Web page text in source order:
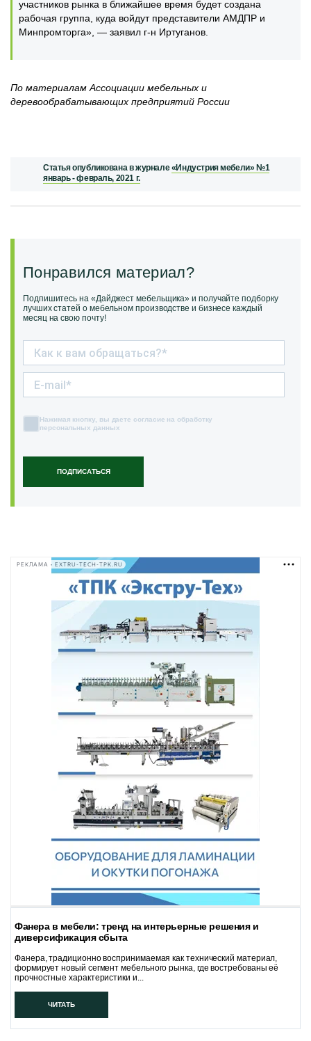
участников рынка в ближайшее время будет создана
рабочая группа, куда войдут представители АМДПР и
Минпромторга», — заявил г-н Иртуганов.
По материалам Ассоциации мебельных и
деревообрабатывающих предприятий России
Статья опубликована в журнале«Индустрия мебели» №1
январь - февраль, 2021 г.
Понравился материал?
Подпишитесь на «Дайджест мебельщика» и получайте подборку
лучших статей о мебельном производстве и бизнесе каждый
месяц на свою почту!
ПОДПИСАТЬСЯ
Нажимая кнопку, вы даете согласие на обработку
персональных данных
РЕКЛАМА • EXTRU-TECH-TPK.RU
Фанера в мебели: тренд на интерьерные решения и
диверсификация сбыта
Фанера, традиционно воспринимаемая как технический материал,
формирует новый сегмент мебельного рынка, где востребованы её
прочностные характеристики и...
ЧИТАТЬ